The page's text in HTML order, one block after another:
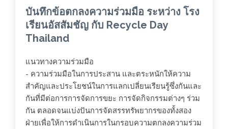
บันทึกข้อตกลงความร่วมมือ ระหว่าง โรง
เรียนอัสสัมชัญ กับ Recycle Day
Thailand
แนวทางความร่วมมือ
- ความร่วมมือในการประสาน และตระหนักให้ความ
สำคัญและประโยชน์ในการแลกเปลี่ยนเรียนรู้ซึ่งกันและ
กันที่มีต่อการการจัดการขยะ การจัดกิจกรรมต่างๆ ร่วม
กัน ตลอดจนแบ่งปันการจัดสรรทรัพยากรของทั้งสอง
ฝ่ายเพื่อให้การดำเนินการในกรอบความตกลงความร่วม